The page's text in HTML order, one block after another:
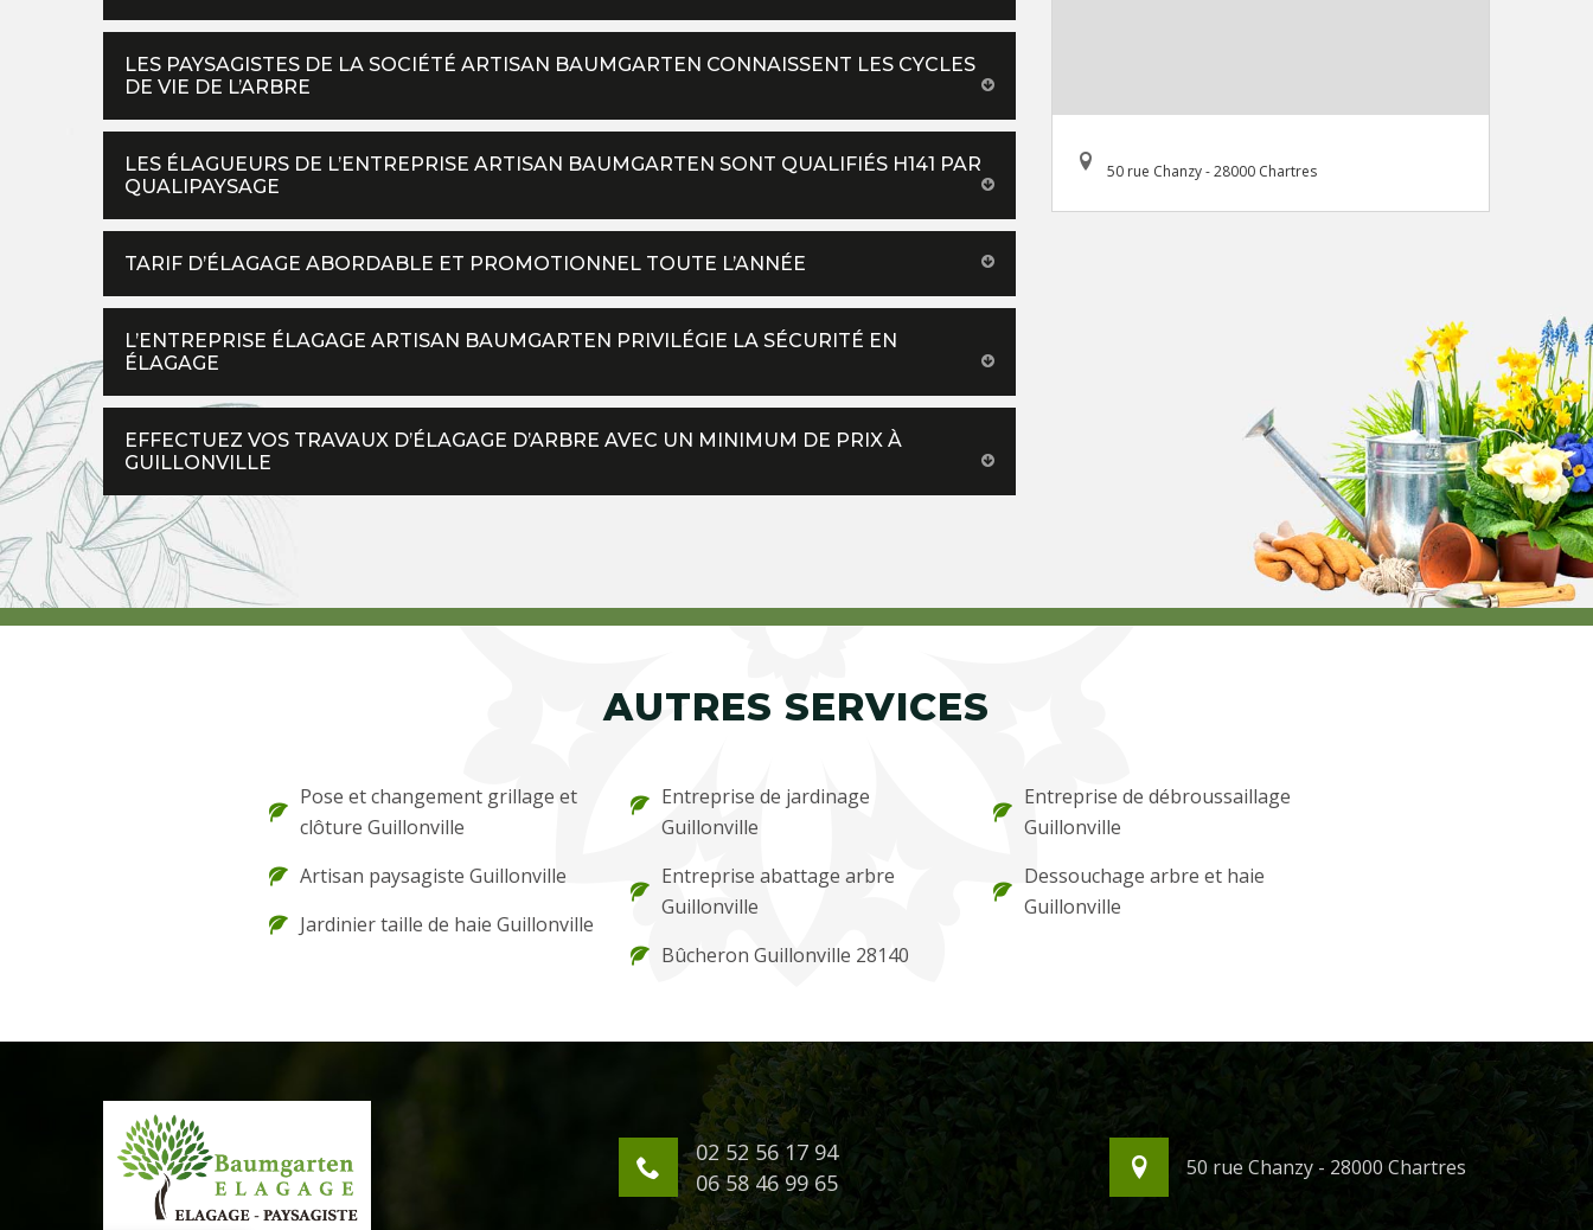
LES PAYSAGISTES DE LA SOCIÉTÉ ARTISAN BAUMGARTEN CONNAISSENT LES CYCLES
DE VIE DE L’ARBRE
LES ÉLAGUEURS DE L’ENTREPRISE ARTISAN BAUMGARTEN SONT QUALIFIÉS H141 PAR
QUALIPAYSAGE
TARIF D’ÉLAGAGE ABORDABLE ET PROMOTIONNEL TOUTE L’ANNÉE
L’ENTREPRISE ÉLAGAGE ARTISAN BAUMGARTEN PRIVILÉGIE LA SÉCURITÉ EN
ÉLAGAGE
EFFECTUEZ VOS TRAVAUX D’ÉLAGAGE D’ARBRE AVEC UN MINIMUM DE PRIX À
GUILLONVILLE
50 rue Chanzy - 28000 Chartres
AUTRES SERVICES
Pose et changement grillage et
clôture Guillonville
Artisan paysagiste Guillonville
Jardinier taille de haie Guillonville
Entreprise de jardinage
Guillonville
Entreprise abattage arbre
Guillonville
Bûcheron Guillonville 28140
Entreprise de débroussaillage
Guillonville
Dessouchage arbre et haie
Guillonville
02 52 56 17 94
06 58 46 99 65
50 rue Chanzy - 28000 Chartres